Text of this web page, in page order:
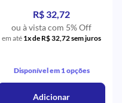
R$ 32,72
ou à vista com 5% Off
em até 1x de R$ 32,72 sem juros
Disponível em 1 opções
Adicionar